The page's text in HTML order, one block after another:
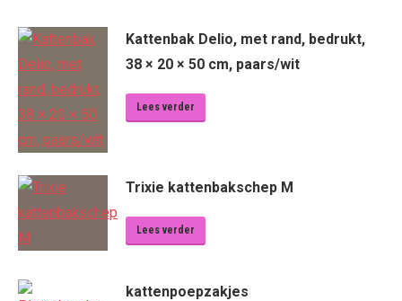
Kattenbak Delio, met rand, bedrukt,
38 × 20 × 50 cm, paars/wit
Lees verder
Trixie kattenbakschep M
Lees verder
kattenpoepzakjes